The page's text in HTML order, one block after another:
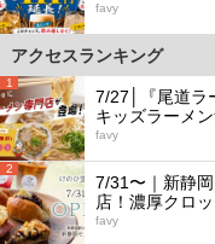
favy
アクセスランキング
1
7/27│『尾道ラ
キッズラーメ
favy
2
7/31〜｜新静
店！濃厚クロ
favy